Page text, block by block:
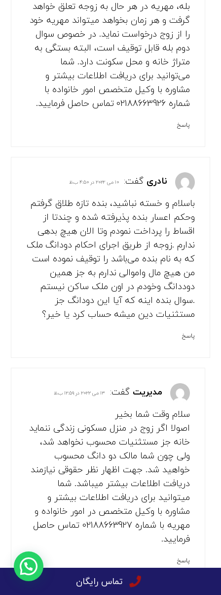
بله، مهریه در هر حال به زوجه تعلق خواهد
گرفت و هر زمان بخواهد میتواند مهریه خود
را از زوج درخواست نماید. در خصوص سوال
دوم بله قابل توقیف است، البته بستگی به
متراژ خانه و محل سکونت دارد. شما
می‌توانید برای دریافت اطلاعات بیشتر و
مشاوره با وکیل متخصص امور خانواده با
شماره 02188663926 تماس حاصل فرمایید.
پاسخ
نادری گفت: ۱۰ می ۲۰۲۲ در ۴:۵۰ ب.ظ
باسلام و خسته نباشید، بنده تازه طلاق گرفتم
وحکم اعسار بنده پذیرفته شده و چندتا از
اقساط را پرداخت نمودم وتا الان هیچ بدهی
ندارم .زوجه از طریق اجرای احکام دودانگ ملک
که به نام بنده می‌باشد را توقیف نموده است
من هیچ مال واموالی ندارم به جز همین
دوددانگ وخودم در اون ملک ساکن نیستم
.سوال بنده اینه که آیا این دودانگ جز
مستثنیات دین میشه حساب کرد یا خیر؟
پاسخ
مدیریت گفت: ۱۳ می ۲۰۲۲ در ۱۲:۵۹ ب.ظ
سلام وقت شما بخیر
اصولا اگر زوج در منزل مسکونی زندگی ننماید
خانه جز مستثنیات محسوب نخواهد شد،
ولی چون شما مالک دو دانگ محسوب
خواهید شد. جهت اظهار نظر حقوقی نیازمند
دریافت اطلاعات بیشتر میباشد. شما
میتوانید برای دریافت اطلاعات بیشتر و
مشاوره با وکیل متخصص در امور خانواده و
مهریه با شماره 02188663927 تماس حاصل
فرمایید.
پاسخ
تماس رایگان